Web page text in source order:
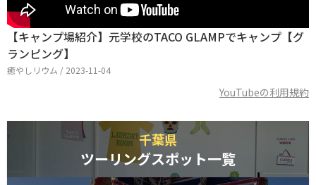
【キャンプ場紹介】元学校のTACO GLAMPでキャンプ【グ
ランピング】
癒やしリウム / 2023-11-04
YouTubeの利用規約
千葉県
ツーリングスポット一覧